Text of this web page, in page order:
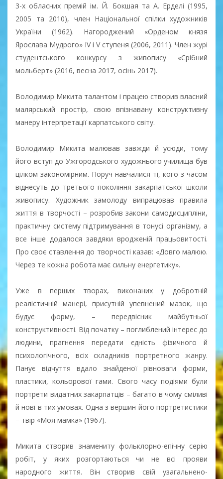
3-х обласних премій ім. Й. Бокшая та А. Ерделі (1995,
2005 та 2010), член Національної спілки художників
України (1962). Нагороджений «Орденом князя
Ярослава Мудрого» IV і V ступеня (2006, 2011). Член журі
студентського конкурсу з живопису «Срібний
мольберт» (2016, весна 2017, осінь 2017).
Володимир Микита талантом і працею створив власний
малярський простір, свою впізнавану конструктивну
манеру інтерпретації карпатського світу.
Володимир Микита малював завжди й усюди, тому
його вступ до Ужгородського художнього училища був
цілком закономірним. Поруч навчалися ті, кого з часом
віднесуть до третього покоління закарпатської школи
живопису. Художник замолоду випрацював правила
життя в творчості – розробив закони самодисципліни,
практичну систему підтримування в тонусі організму, а
все інше додалося завдяки вродженій працьовитості.
Про своє ставлення до творчості казав: «Довго малюю.
Через те кожна робота має сильну енергетику».
Уже в перших творах, виконаних у добротній
реалістичній манері, присутній упевнений мазок, що
будує форму, – передвісник майбутньої
конструктивності. Від початку – поглиблений інтерес до
людини, прагнення передати єдність фізичного й
психологічного, всіх складників портретного жанру.
Панує відчуття вдало знайденої рівноваги форми,
пластики, кольорової гами. Свого часу подіями були
портрети видатних закарпатців – багато в чому сміливі
й нові в тих умовах. Одна з вершин його портретистики
– твір «Моя мамка» (1967).
Микита створив знамениту фольклорно-епічну серію
робіт, у яких розгортаються чи не всі прояви
народного життя. Він створив свій узагальнено-